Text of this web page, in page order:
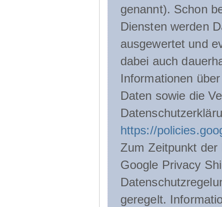
genannt). Schon
Diensten werden
ausgewertet und
dabei auch
Informationen
Daten sowie die
https://
Zum Zeitpunkt der
Google Privacy
geregelt.